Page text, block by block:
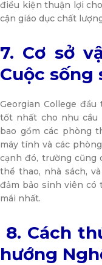
điều kiện thuận lợi
cận giáo dục chất
7. Cơ sở
Cuộc sống
Georgian College
tốt nhất cho nhu cầu
bao gồm các phòng
máy tính và các
cạnh đó, trường cũng
thể thao, nhà sách,
đảm bảo sinh viên có
mái nhất.
8. Cách
hướng